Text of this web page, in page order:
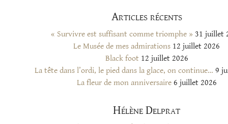
Articles récents
« Survivre est suffisant comme triomphe » 31 juillet
Le Musée de mes admirations 12 juillet 2026
Black foot 12 juillet 2026
La tête dans l’ordi, le pied dans la glace, on continue… 9
La fleur de mon anniversaire 6 juillet 2026
Hélène Delprat